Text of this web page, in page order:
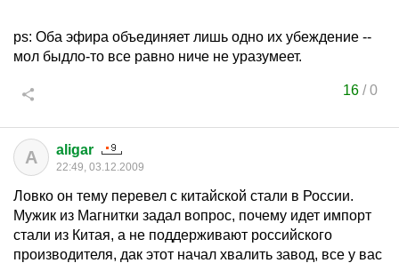
ps: Оба эфира объединяет лишь одно их убеждение --
мол быдло-то все равно ниче не уразумеет.
16 /0
A aligar
22:49, 03.12.2009
Ловко он тему перевел с китайской стали в России.
Мужик из Магнитки задал вопрос, почему идет импорт
стали из Китая, а не поддерживают российского
производителя, дак этот начал хвалить завод, все у вас